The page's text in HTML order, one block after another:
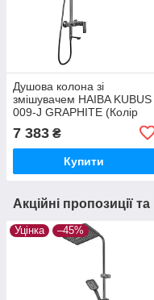
Душова колона зі
змішувачем HAIBA KUBUS
009-J GRAPHITE (Колір
7 383 ₴
Купити
Акційні пропозиції
Уцінка –45%